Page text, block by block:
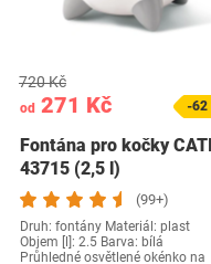
od 271 Kč
720 Kč
-62
Fontána pro kočky
43715 (2,5 l)
(99+)
Druh: fontány Materiál: plast
Objem [l]: 2.5 Barva: bílá
Průhledné osvětlené okénko na